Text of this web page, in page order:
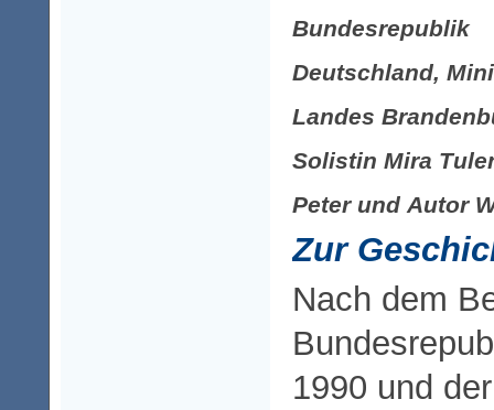
Bundesrepublik
Deutschland,
Landes
Solistin Mira
Peter und Autor
Zur
Nach dem
1990 und